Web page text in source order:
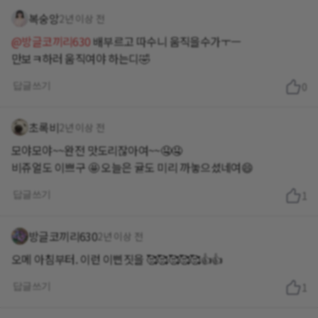
복숭앙2년 이상 전
@방글코끼리630배부르고 따수니 움직을수가ㅜㅡ
만보ㅋ하러 움직여야 하는디🤣
초록비2년 이상 전
모야모야~~완전 맛도리잖아여~~🤤🤤
비쥬얼도 이쁘구 🤩 오늘은 귤도 미리 까놓으셨네여😄
1
방글코끼리6302년 이상 전
오메 아침부터. 이런 이삔짓을 🥰🥰🥰🥰🥰👍👍
1